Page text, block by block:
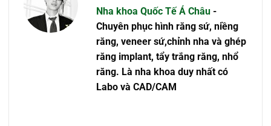
Nha khoa Quốc Tế Á Châu -
Chuyên phục hình răng sứ, niềng
răng, veneer sứ,chỉnh nha và ghép
răng implant, tẩy trắng răng, nhổ
răng. Là nha khoa duy nhất có
Labo và CAD/CAM